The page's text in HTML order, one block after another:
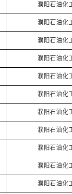
濮阳石油化
濮阳石油化
濮阳石油化
濮阳石油化
濮阳石油化
濮阳石油化
濮阳石油化
濮阳石油化
濮阳石油化
濮阳石油化
濮阳石油化